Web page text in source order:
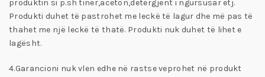
produktin si p.sh tiner,aceton,detergjent i ngursusar etj.
Produkti duhet të pastrohet me leckë të lagur dhe më pas të
thahet me një leckë të thatë. Produkti nuk duhet të lihet e
lagësht.
4.Garancioni nuk vlen edhe në rastse veprohet në produkt